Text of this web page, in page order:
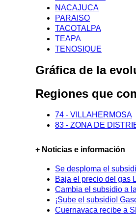
NACAJUCA
PARAISO
TACOTALPA
TEAPA
TENOSIQUE
Gráfica de la
Regiones que
74 - VILLAHERMOSA
83 - ZONA DE
+ Noticias e información
Se desploma el
Baja el precio del gas
Cambia el subsidio a
¡Sube el subsidio!
Cuernavaca recibe a